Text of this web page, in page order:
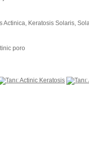
Actinica, Keratosis Solaris,
poro